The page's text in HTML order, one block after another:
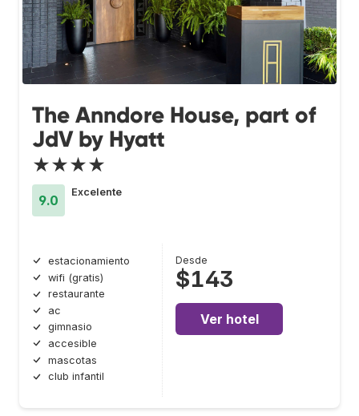
The Anndore House, part of
JdV by Hyatt
★★★★
9.0
Excelente
estacionamiento
wifi (gratis)
restaurante
ac
gimnasio
accesible
mascotas
club infantil
Desde
$143
Ver hotel